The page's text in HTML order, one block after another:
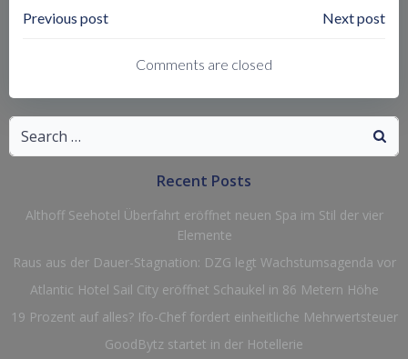
Post
Navigation
Previous post
Navigation
Next post
Comments are closed
Search
for:
Recent Posts
Althoff Seehotel Überfahrt eröffnet neuen Spa im Stil der vier
Elemente
Raus aus der Dauer-Stagnation: DZG legt Wachstumsagenda vor
Atlantic Hotel Sail City eröffnet Schaukel in 86 Metern Höhe
19 Prozent auf alles? Ifo-Chef fordert einheitliche Mehrwertsteuer
GoodBytz startet in der Hotellerie